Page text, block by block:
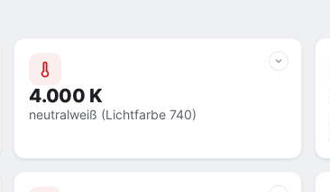
4.000 K
neutralweiß (Lichtfarbe 740)